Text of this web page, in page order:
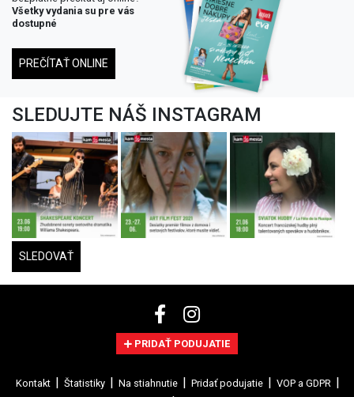
Všetky vydania su pre vás
dostupné
PREČÍTAŤ ONLINE
SLEDUJTE NÁŠ INSTAGRAM
SLEDOVAŤ
PRIDAŤ PODUJATIE
Kontakt Štatistiky Na stiahnutie Pridať podujatie
VOP a GDPR